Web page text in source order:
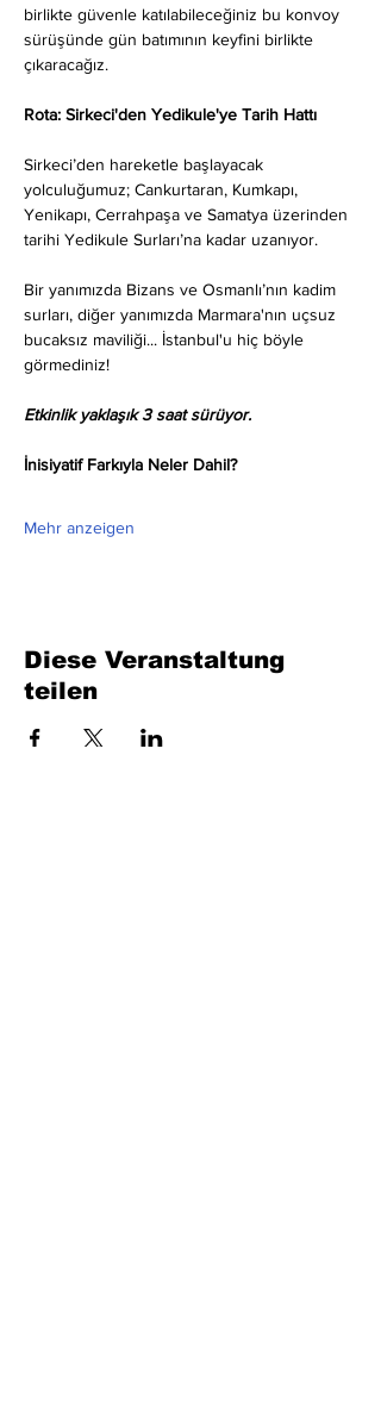
birlikte güvenle katılabileceğiniz bu konvoy
sürüşünde gün batımının keyfini birlikte
çıkaracağız.
Rota: Sirkeci'den Yedikule'ye Tarih Hattı
Sirkeci’den hareketle başlayacak
yolculuğumuz; Cankurtaran, Kumkapı,
Yenikapı, Cerrahpaşa ve Samatya üzerinden
tarihi Yedikule Surları’na kadar uzanıyor.
Bir yanımızda Bizans ve Osmanlı’nın kadim
surları, diğer yanımızda Marmara'nın uçsuz
bucaksız maviliği... İstanbul'u hiç böyle
görmediniz!
Etkinlik yaklaşık 3 saat sürüyor.
İnisiyatif Farkıyla Neler Dahil?
Mehr anzeigen
Diese Veranstaltung
teilen